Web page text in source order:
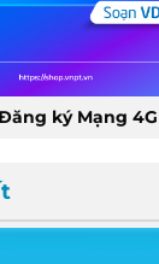
ký Mạng